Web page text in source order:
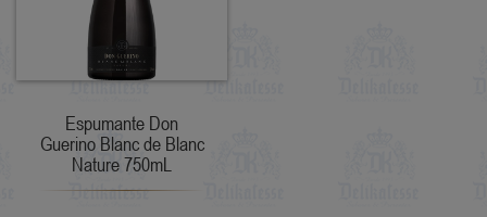
Espumante Don
Guerino Blanc de Blanc
Nature 750mL